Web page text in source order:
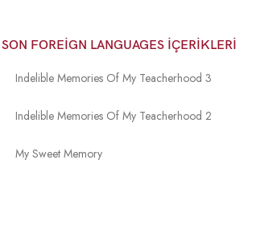
SON FOREIGN LANGUAGES İÇERIKLERI
Indelible Memories Of My Teacherhood 3
Indelible Memories Of My Teacherhood 2
My Sweet Memory